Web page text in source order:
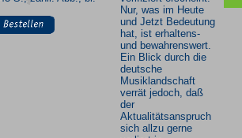
Nur, was im Heute
und Jetzt Bedeutung
hat, ist erhaltens-
und bewahrenswert.
Ein Blick durch die
deutsche
Musiklandschaft
verrät jedoch, daß
der
Aktualitätsanspruch
sich allzu gerne